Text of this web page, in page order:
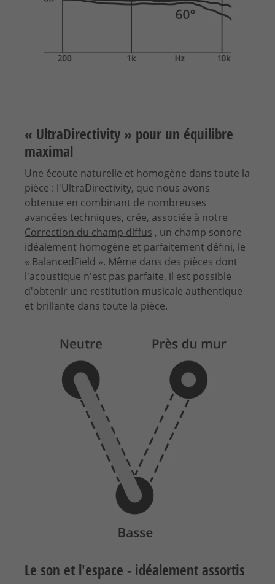
« UltraDirectivity » pour un équilibre
maximal
Une écoute naturelle et homogène dans toute la
pièce : l'UltraDirectivity, que nous avons
obtenue en combinant de nombreuses
avancées techniques, crée, associée à notre
Correction du champ diffus , un champ sonore
idéalement homogène et parfaitement défini, le
« BalancedField ». Même dans des pièces dont
l'acoustique n'est pas parfaite, il est possible
d'obtenir une restitution musicale authentique
et brillante dans toute la pièce.
Le son et l'espace - idéalement assortis